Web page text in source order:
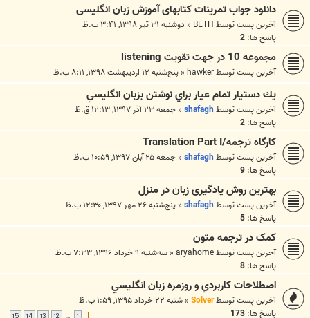
دانلود جواب تمرینات کتابهای آموزش زبان انگلیسی
آخرین پست توسطBETH
« دوشنبه ۳۱ تیر ۱۳۹۸, ۳:۴۱ ب.ظ
پاسخ ها: 2
مجموعه 10 در جهت تقویت listening
آخرین پست توسطhawker
« پنج‌شنبه ۱۲ اردیبهشت ۱۳۹۸, ۸:۱۱ ب.ظ
يك دستيار تمام عيار براي نوشتن بزبان انگليسي
آخرین پست توسطshafagh
« جمعه ۲۳ آذر ۱۳۹۷, ۱۲:۱۳ ق.ظ
پاسخ ها: 2
کارگاه ترجمه/Translation Part I
آخرین پست توسطshafagh
« جمعه ۲۵ آبان ۱۳۹۷, ۱۰:۵۹ ب.ظ
پاسخ ها: 9
بهترین روش یادگیری زبان در منزل
آخرین پست توسطshafagh
« پنج‌شنبه ۲۶ مهر ۱۳۹۷, ۱۲:۳۰ ب.ظ
پاسخ ها: 5
کمک در ترجمه متون
آخرین پست توسطaryahome
« سه‌شنبه ۹ خرداد ۱۳۹۶, ۷:۳۳ ب.ظ
پاسخ ها: 8
اصطلاحات کاربردي و روزمره زبان انگليسي
آخرین پست توسطSolver
« شنبه ۲۲ خرداد ۱۳۹۵, ۱:۵۹ ب.ظ
پاسخ ها: 173
…
12
13
14
15